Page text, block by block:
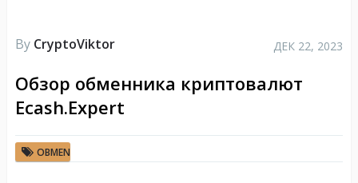
By CryptoViktor ДЕК 22, 2023
Обзор обменника криптовалют
Ecash.Expert
OBMEN